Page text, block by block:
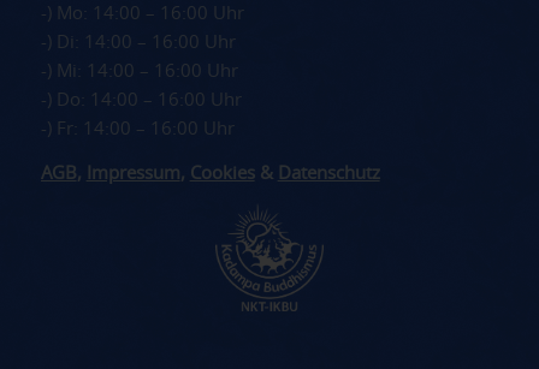
-) Mo: 14:00 – 16:00 Uhr
-) Di: 14:00 – 16:00 Uhr
-) Mi: 14:00 – 16:00 Uhr
-) Do: 14:00 – 16:00 Uhr
-) Fr: 14:00 – 16:00 Uhr
AGB , Impressum, Cookies& Datenschutz